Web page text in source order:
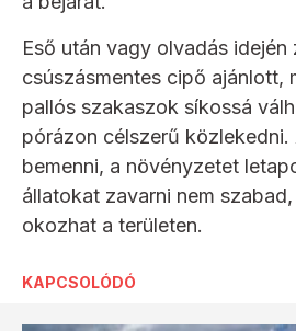
Eső után vagy olvadás idején
csúszásmentes cipő ajánlott,
pallós szakaszok síkossá
pórázon célszerű közlekedni.
bemenni, a növényzetet
állatokat zavarni nem
okozhat a területen.
KAPCSOLÓDÓ